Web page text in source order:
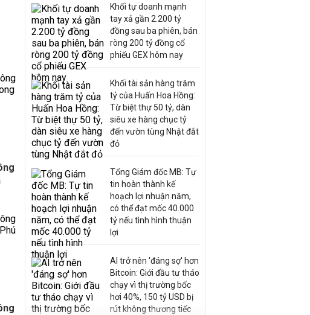
Khối tự doanh mạnh
tay xả gần 2.200 tỷ
đồng sau ba phiên, bán
ròng 200 tỷ đồng cổ
phiếu GEX hôm nay
Khối tài sản hàng trăm
tỷ của Huấn Hoa Hồng:
Từ biệt thự 50 tỷ, dàn
siêu xe hàng chục tỷ
đến vườn tùng Nhật đắt
đỏ
Tổng Giám đốc MB: Tự
tin hoàn thành kế
hoạch lợi nhuận năm,
có thể đạt mốc 40.000
tỷ nếu tình hình thuận
lợi
AI trở nên 'đáng sợ' hơn
Bitcoin: Giới đầu tư tháo
chạy vì thị trường bốc
hơi 40%, 150 tỷ USD bị
rút không thương tiếc